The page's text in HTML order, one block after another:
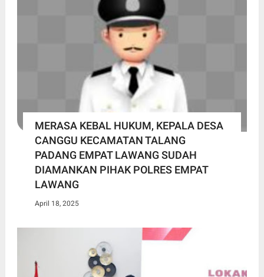
MERASA KEBAL HUKUM, KEPALA DESA
CANGGU KECAMATAN TALANG
PADANG EMPAT LAWANG SUDAH
DIAMANKAN PIHAK POLRES EMPAT
LAWANG
April 18, 2025